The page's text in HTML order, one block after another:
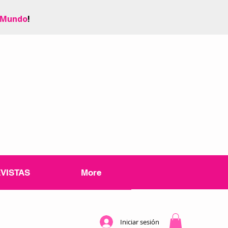
!
More
Iniciar sesión